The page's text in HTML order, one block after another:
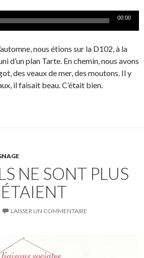
00:00
nous étions sur la D102, à la
d’un plan Tarte. En chemin, nous avons
des veaux de mer, des moutons. Il y
il faisait beau. C’était bien.
NE SONT PLUS
LAISSER UN COMMENTAIRE